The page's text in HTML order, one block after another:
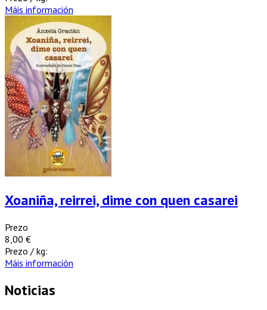
Máis información
Xoaniña, reirrei, dime con quen casarei
Prezo
8,00 €
Prezo / kg:
Máis información
Noticias